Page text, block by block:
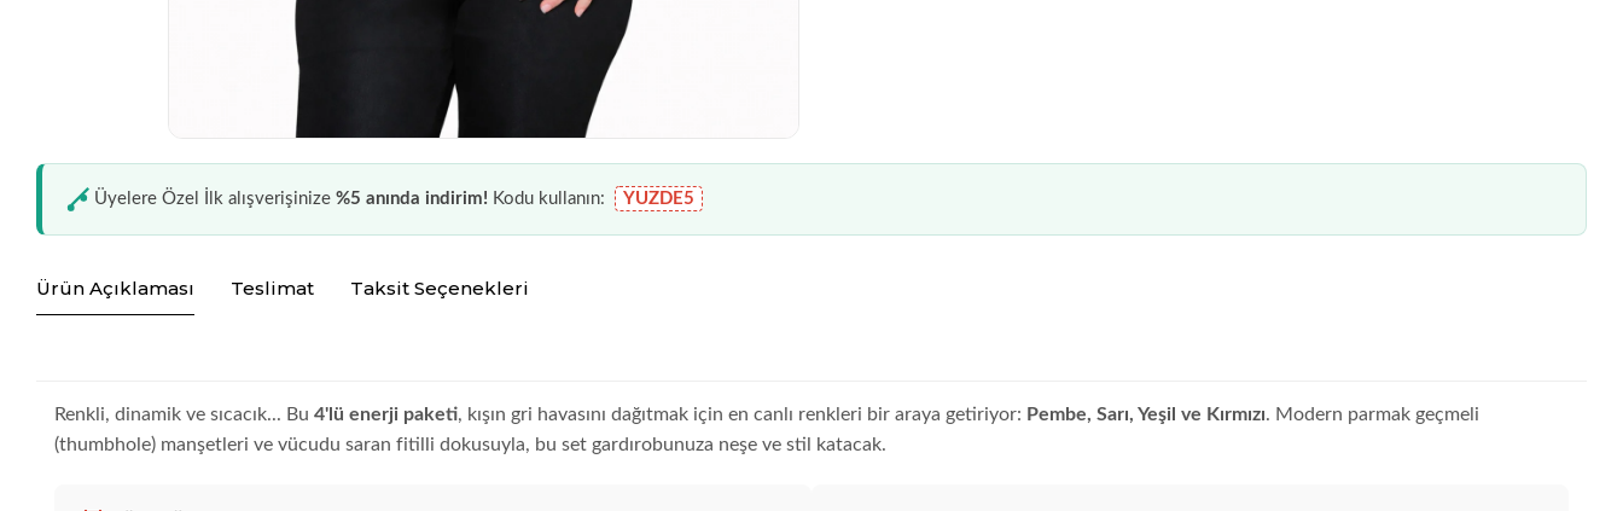
Üyelere Özel İlk alışverişinize%5 anında indirim! Kodu kullanın: YUZDE5
Ürün Açıklaması Teslimat Taksit Seçenekleri
Renkli, dinamik ve sıcacık... Bu4'lü enerji paketi, kışın gri havasını dağıtmak için en canlı renkleri bir araya getiriyor: Pembe, Sarı, Yeşil ve Kırmızı. Modern parmak geçmeli
(thumbhole) manşetleri ve vücudu saran fitilli dokusuyla, bu set gardırobunuza neşe ve stil katacak.